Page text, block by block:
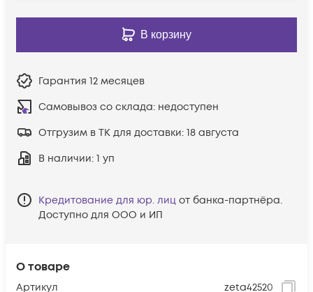
О товаре
Артикул
zeta42520
В корзину
Гарантия 12 месяцев
Самовывоз со склада: недоступен
Отгрузим в ТК для доставки: 18 августа
В наличии: 1 уп
Кредитование для юр. лиц от банка-партнёра.
Доступно для ООО и ИП